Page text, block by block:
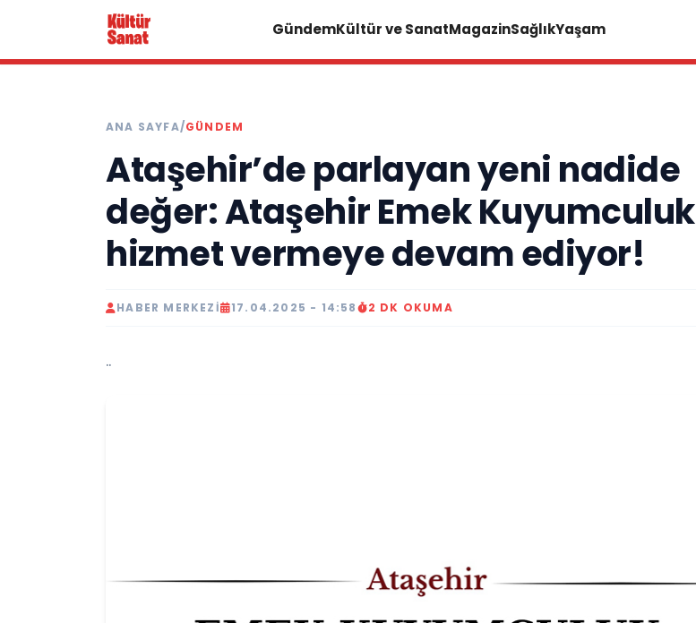
GündemKültür ve SanatMagazinSağlıkYaşam
ANA SAYFA/GÜNDEM
Ataşehir’de parlayan yeni nadide
değer: Ataşehir Emek Kuyumculuk
hizmet vermeye devam ediyor!
HABER MERKEZI 17.04.2025 - 14:58 2 DK OKUMA
..